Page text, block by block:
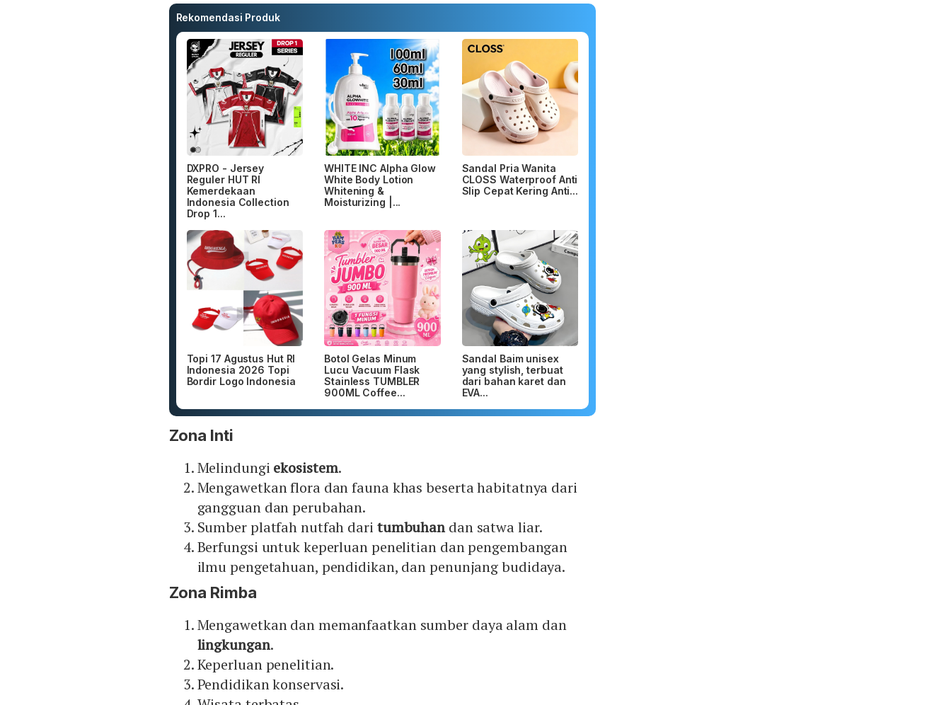
Rekomendasi Produk
DXPRO - Jersey
Reguler HUT RI
Kemerdekaan
Indonesia Collection
Drop 1...
WHITE INC Alpha Glow
White Body Lotion
Whitening &
Moisturizing |...
Sandal Pria Wanita
CLOSS Waterproof Anti
Slip Cepat Kering Anti...
Topi 17 Agustus Hut RI
Indonesia 2026 Topi
Bordir Logo Indonesia
Botol Gelas Minum
Lucu Vacuum Flask
Stainless TUMBLER
900ML Coffee...
Sandal Baim unisex
yang stylish, terbuat
dari bahan karet dan
EVA...
Zona Inti
Melindungi ekosistem.
Mengawetkan flora dan fauna khas beserta habitatnya dari
gangguan dan perubahan.
Sumber platfah nutfah dari tumbuhandan satwa liar.
Berfungsi untuk keperluan penelitian dan pengembangan
ilmu pengetahuan, pendidikan, dan penunjang budidaya.
Zona Rimba
Mengawetkan dan memanfaatkan sumber daya alam dan
lingkungan.
Keperluan penelitian.
Pendidikan konservasi.